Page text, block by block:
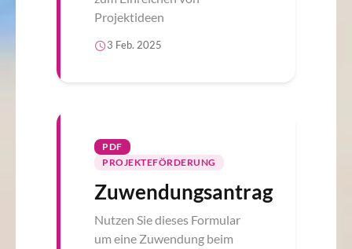
Projektideen
3 Feb. 2025
PDF
PROJEKTEFÖRDERUNG
Zuwendungsantrag
Nutzen Sie dieses Formular
um eine Zuwendung beim